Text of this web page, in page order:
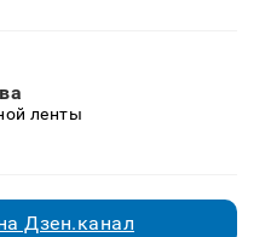
ленты
Дзен.канал